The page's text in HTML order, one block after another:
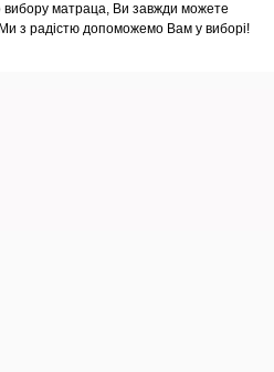
матраца, Ви завжди можете
з радістю допоможемо Вам у виборі!